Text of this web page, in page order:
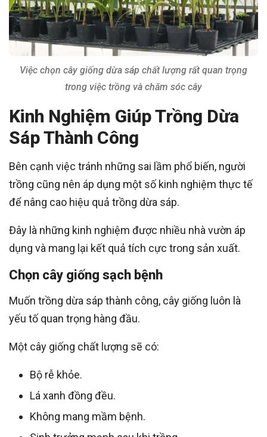
Việc chọn cây giống dừa sáp chất lượng rất quan trọng
trong việc trồng và chăm sóc cây
Kinh Nghiệm Giúp Trồng Dừa
Sáp Thành Công
Bên cạnh việc tránh những sai lầm phổ biến, người
trồng cũng nên áp dụng một số kinh nghiệm thực tế
để nâng cao hiệu quả trồng dừa sáp.
Đây là những kinh nghiệm được nhiều nhà vườn áp
dụng và mang lại kết quả tích cực trong sản xuất.
Chọn cây giống sạch bệnh
Muốn trồng dừa sáp thành công, cây giống luôn là
yếu tố quan trọng hàng đầu.
Một cây giống chất lượng sẽ có:
Bộ rễ khỏe.
Lá xanh đồng đều.
Không mang mầm bệnh.